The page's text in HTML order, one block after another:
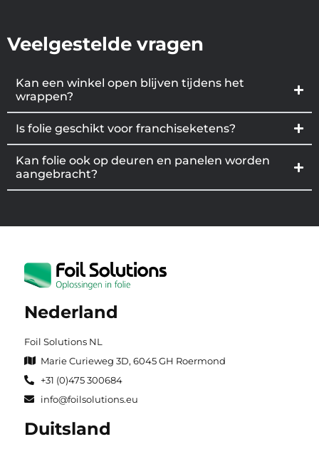
Veelgestelde vragen
Kan een winkel open blijven tijdens het
wrappen?
Is folie geschikt voor franchiseketens?
Kan folie ook op deuren en panelen worden
aangebracht?
Nederland
Foil Solutions NL
Marie Curieweg 3D, 6045 GH Roermond
+31 (0)475 300684
info@foilsolutions.eu
Duitsland